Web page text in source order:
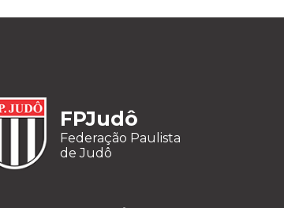
FPJudô
Federação Paulista
de Judô